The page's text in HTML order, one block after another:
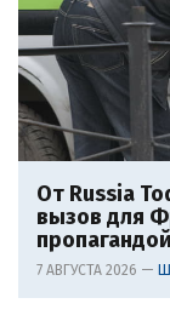
От Russia
вызов для
7 АВГУСТА 2026 —